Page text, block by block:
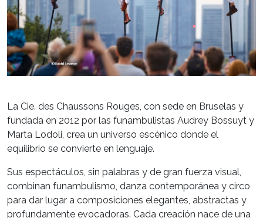
La Cie. des Chaussons Rouges, con sede en Bruselas y
fundada en 2012 por las funambulistas Audrey Bossuyt y
Marta Lodoli, crea un universo escénico donde el
equilibrio se convierte en lenguaje.
Sus espectáculos, sin palabras y de gran fuerza visual,
combinan funambulismo, danza contemporánea y circo
para dar lugar a composiciones elegantes, abstractas y
profundamente evocadoras. Cada creación nace de una